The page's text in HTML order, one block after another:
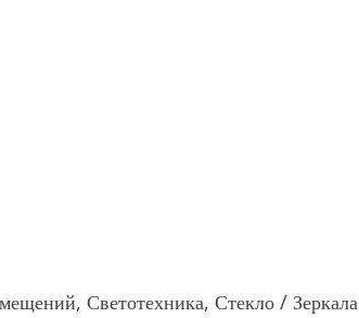
Светотехника, Стекло / Зеркала